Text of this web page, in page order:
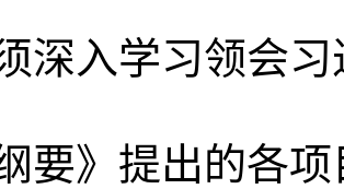
深入学习领会
要》提出的各